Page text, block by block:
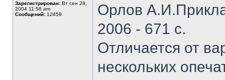
Зарегистрирован: Вт сен 28,
2004 11:58 am
Сообщений: 12459
Орлов
2006 - 671 с.
Отличается от
нескольких